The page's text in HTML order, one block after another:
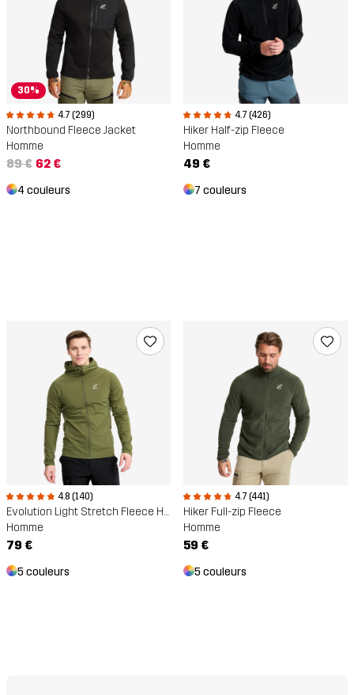
30%
4.7 (299)
Northbound Fleece Jacket
Homme
89 € 62 €
4 couleurs
4.7 (426)
Hiker Half-zip Fleece
Homme
49 €
7 couleurs
4.8 (140)
Evolution Light Stretch Fleece Hoodie
Homme
79 €
5 couleurs
4.7 (441)
Hiker Full-zip Fleece
Homme
59 €
5 couleurs